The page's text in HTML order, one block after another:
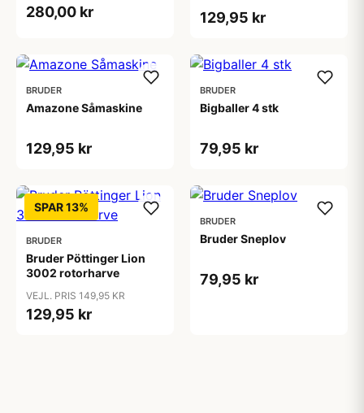
280,00 kr 129,95 kr
BRUDER
Amazone Såmaskine
129,95 kr
BRUDER
Bigballer 4 stk
79,95 kr
SPAR 13%
BRUDER
Bruder Pöttinger Lion
3002 rotorharve
VEJL. PRIS 149,95 KR
129,95 kr
BRUDER
Bruder Sneplov
79,95 kr